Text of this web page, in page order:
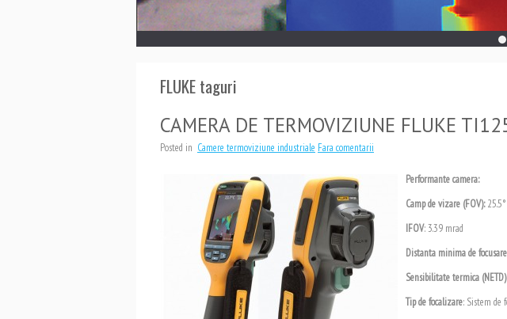
FLUKE taguri
CAMERA DE TERMOVIZIUNE FLUKE
Posted in Camere termoviziune industriale Fara comentarii
Performante camera:
Camp de vizare (FOV):
IFOV: 3.39 mrad
Distanta minima de focusare
Sensibilitate termica
Tip de focalizare: Sistem de